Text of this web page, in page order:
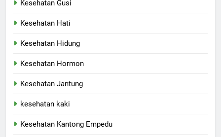
Kesehatan Gusi
Kesehatan Hati
Kesehatan Hidung
Kesehatan Hormon
Kesehatan Jantung
kesehatan kaki
Kesehatan Kantong Empedu